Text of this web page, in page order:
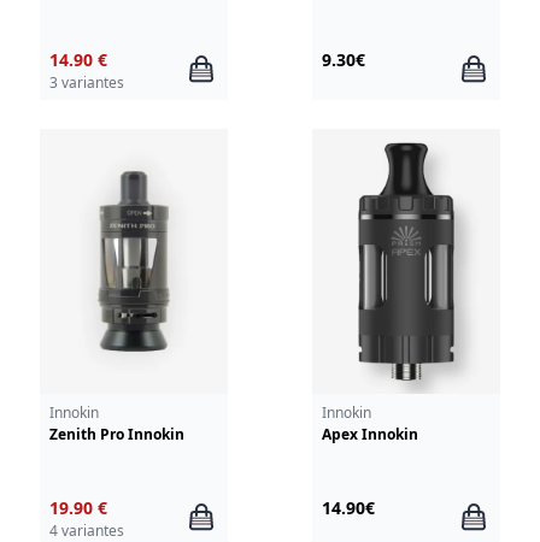
14.90 €
3 variantes
9.30€
Innokin
Zenith Pro Innokin
19.90 €
4 variantes
Innokin
Apex Innokin
14.90€